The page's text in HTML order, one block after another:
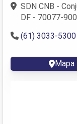
SDN CNB -
DF - 70077-900
(61) 3033-5300
Mapa